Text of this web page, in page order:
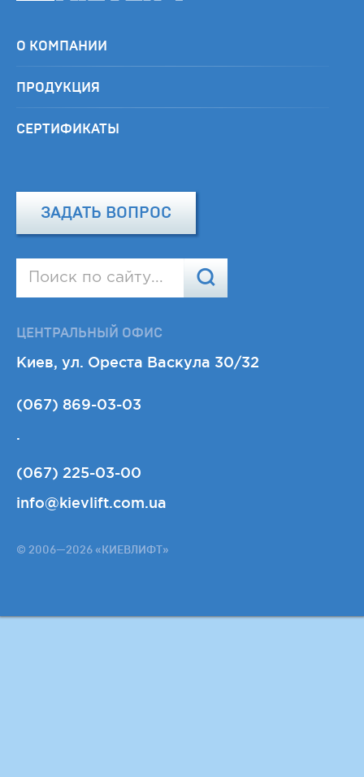
О КОМПАНИИ
ПРОДУКЦИЯ
СЕРТИФИКАТЫ
ЗАДАТЬ ВОПРОС
ЦЕНТРАЛЬНЫЙ ОФИС
Киев, ул. Ореста Васкула 30/32
(067) 869-03-03
.
(067) 225-03-00
info@kievlift.com.ua
© 2006—2026 «КИЕВЛИФТ»